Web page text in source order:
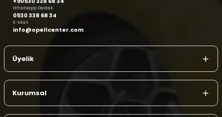
Whatsapp Destek
0530 338 68 34
E-Mail
info@opellcenter.com
Üyelik
Kurumsal